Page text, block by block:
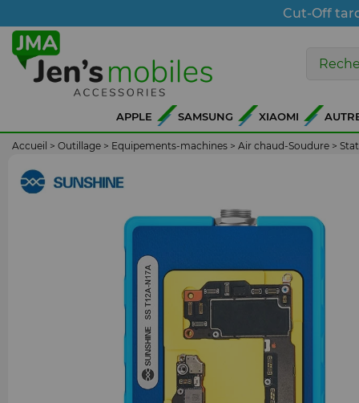
Cut-Off
APPLE SAMSUNG XIAOMI
Accueil > Outillage > Equipements-machines > Air chaud-Soudure >